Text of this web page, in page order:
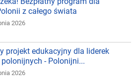
z całego świata
2026
projekt edukacyjny dla liderek
- Polonijni...
2026